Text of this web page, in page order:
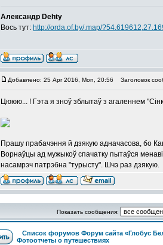
Александр Dehty
Вось тут: http://orda.of.by/.map/
Добавлено: 25 Apr 2016, Mon, 20:56 Заголовок
Цююю... ! Гэта я зноў зблытаў з агаленнем
Прашу прабачэння й дзякую адначасова, бо
Ворнаўцы ад мужыкоў спачатку пытаўся
насамрэч патрэбна "турысту". Шчэ раз дзякую.
Показать сообщения:
Список форумов Форум сайта «Глобус
Фотоотчеты о путешествиях